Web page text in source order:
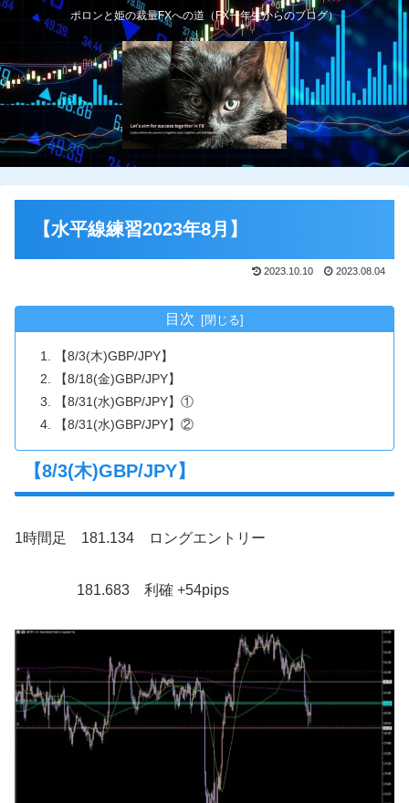
ポロンと姫の裁量FXへの道（FX一年生からのブログ）
【水平線練習2023年8月】
2023.10.10 2023.08.04
目次
【8/3(木)GBP/JPY】
【8/18(金)GBP/JPY】
【8/31(水)GBP/JPY】①
【8/31(水)GBP/JPY】②
【8/3(木)GBP/JPY】
1時間足 181.134 ロングエントリー
181.683 利確 +54pips